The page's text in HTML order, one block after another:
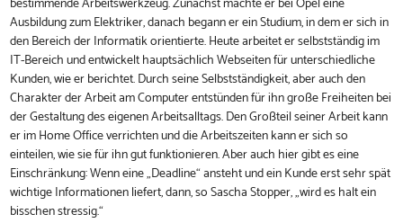
Ausbildung zum Elektriker, danach begann er ein Studium, in dem er sich in
den Bereich der Informatik orientierte. Heute arbeitet er selbstständig im
IT-Bereich und entwickelt hauptsächlich Webseiten für unterschiedliche
Kunden, wie er berichtet. Durch seine Selbstständigkeit, aber auch den
Charakter der Arbeit am Computer entstünden für ihn große Freiheiten bei
der Gestaltung des eigenen Arbeitsalltags. Den Großteil seiner Arbeit kann
er im Home Office verrichten und die Arbeitszeiten kann er sich so
einteilen, wie sie für ihn gut funktionieren. Aber auch hier gibt es eine
Einschränkung: Wenn eine „Deadline“ ansteht und ein Kunde erst sehr spät
wichtige Informationen liefert, dann, so Sascha Stopper, „wird es halt ein
bisschen stressig.“